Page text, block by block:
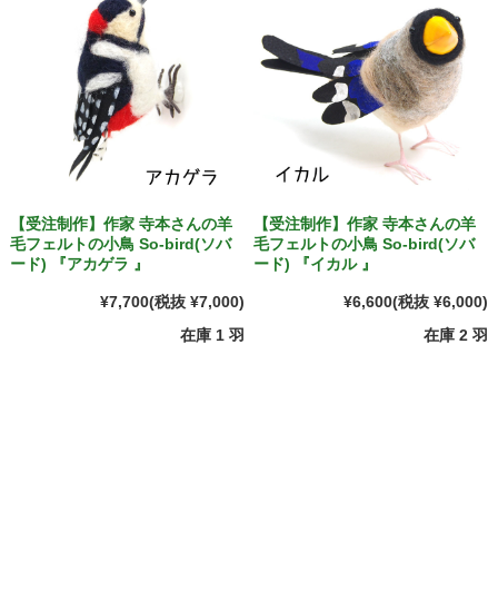
【受注制作】作家 寺本さんの羊
毛フェルトの小鳥 So-bird(ソバ
ード) 『アカゲラ 』
¥7,700(税抜 ¥7,000)
在庫 1 羽
【受注制作】作家 寺本さんの羊
毛フェルトの小鳥 So-bird(ソバ
ード) 『イカル 』
¥6,600(税抜 ¥6,000)
在庫 2 羽